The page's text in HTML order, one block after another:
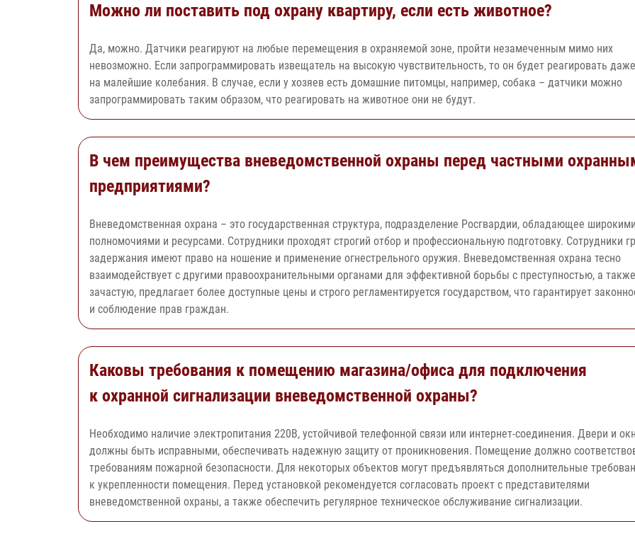
Можно ли поставить под охрану квартиру, если есть животное?
Да, можно. Датчики реагируют на любые перемещения в охраняемой зоне, пройти незамеченным мимо них
невозможно. Если запрограммировать извещатель на высокую чувствительность, то он будет реагировать даже
на малейшие колебания. В случае, если у хозяев есть домашние питомцы, например, собака – датчики можно
запрограммировать таким образом, что реагировать на животное они не будут.
В чем преимущества вневедомственной охраны перед частными
предприятиями?
Вневедомственная охрана – это государственная структура, подразделение Росгвардии, обладающее широкими
полномочиями и ресурсами. Сотрудники проходят строгий отбор и профессиональную подготовку. Сотрудники
задержания имеют право на ношение и применение огнестрельного оружия. Вневедомственная охрана тесно
взаимодействует с другими правоохранительными органами для эффективной борьбы с преступностью, а
зачастую, предлагает более доступные цены и строго регламентируется государством, что гарантирует
и соблюдение прав граждан.
Каковы требования к помещению магазина/офиса для подключения
к охранной сигнализации вневедомственной охраны?
Необходимо наличие электропитания 220В, устойчивой телефонной связи или интернет-соединения. Двери и
должны быть исправными, обеспечивать надежную защиту от проникновения. Помещение должно
требованиям пожарной безопасности. Для некоторых объектов могут предъявляться дополнительные
к укрепленности помещения. Перед установкой рекомендуется согласовать проект с представителями
вневедомственной охраны, а также обеспечить регулярное техническое обслуживание сигнализации.